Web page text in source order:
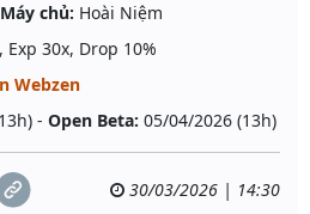
Máy chủ: Hoài Niệm
, Exp 30x, Drop 10%
Webzen
- Open Beta: 05/04/2026 (13h)
30/03/2026 | 14:30